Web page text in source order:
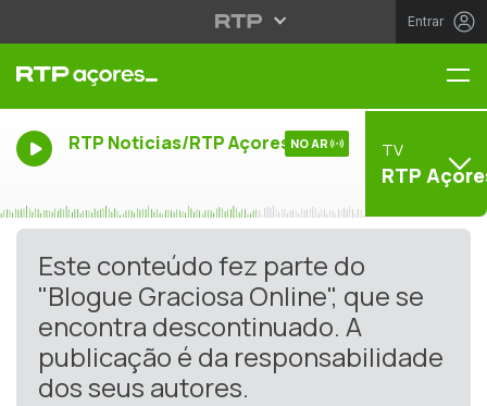
Entrar
RTP Noticias/RTP Açores NO AR TV
RTP
Este conteúdo fez parte do
"Blogue Graciosa Online", que se
encontra descontinuado. A
publicação é da responsabilidade
dos seus autores.